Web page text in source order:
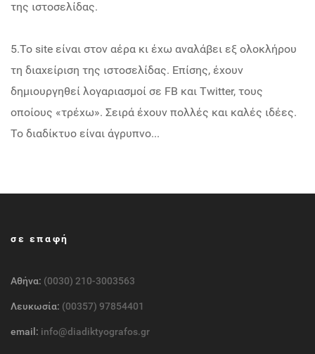
της ιστοσελίδας.
5.Το site είναι στον αέρα κι έχω αναλάβει εξ ολοκλήρου
τη διαχείριση της ιστοσελίδας. Επίσης, έχουν
δημιουργηθεί λογαριασμοί σε FB και Twitter, τους
οποίους «τρέχω». Σειρά έχουν πολλές και καλές ιδέες.
Το διαδίκτυο είναι άγρυπνο...
σε επαφή
Αθήνα: (0030) 210-3003563
Λευκωσία: (00357) 97854401
email: info@diadiktyografos.gr